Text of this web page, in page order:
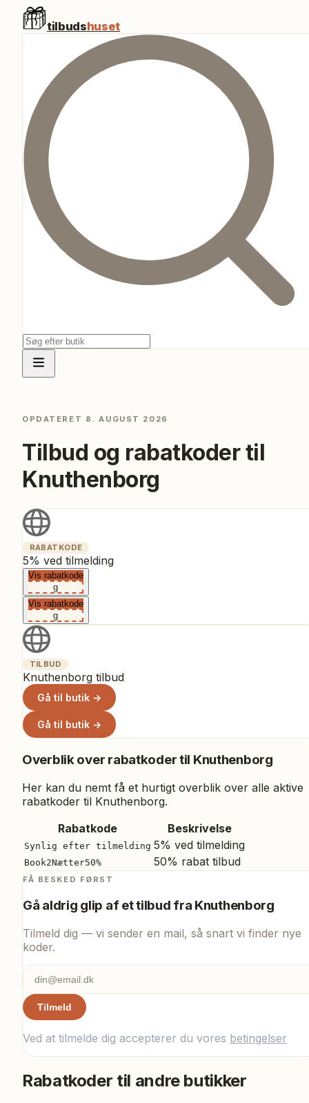
tilbudshuset
OPDATERET 8. AUGUST 2026
Tilbud og rabatkoder til
Knuthenborg
RABATKODE
5% ved tilmelding
Vis rabatkode
g
Vis rabatkode
g
TILBUD
Knuthenborg tilbud
Gå til butik →
Gå til butik →
Overblik over rabatkoder til Knuthenborg
Her kan du nemt få et hurtigt overblik over alle aktive
rabatkoder til Knuthenborg.
Rabatkode
Beskrivelse
Synlig efter tilmelding 5% ved tilmelding
Book2Nætter50% 50% rabat tilbud
FÅ BESKED FØRST
Gå aldrig glip af et tilbud fra Knuthenborg
Tilmeld dig — vi sender en mail, så snart vi finder nye
koder.
Tilmeld
Ved at tilmelde dig accepterer du vores betingelser
Rabatkoder til andre butikker